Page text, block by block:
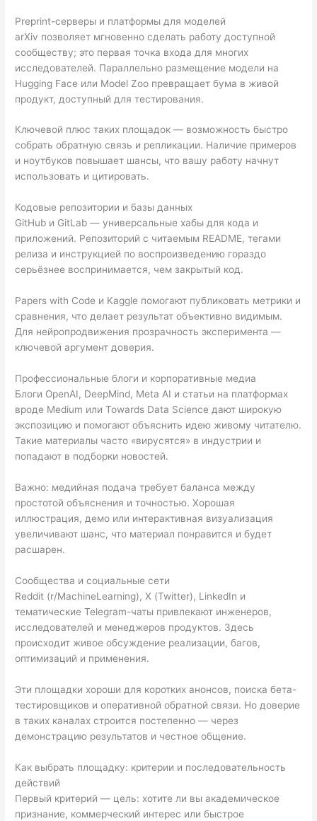
Preprint-серверы и платформы для моделей
arXiv позволяет мгновенно сделать работу доступной
сообществу; это первая точка входа для многих
исследователей. Параллельно размещение модели на
Hugging Face или Model Zoo превращает бума в живой
продукт, доступный для тестирования.
Ключевой плюс таких площадок — возможность быстро
собрать обратную связь и репликации. Наличие примеров
и ноутбуков повышает шансы, что вашу работу начнут
использовать и цитировать.
Кодовые репозитории и базы данных
GitHub и GitLab — универсальные хабы для кода и
приложений. Репозиторий с читаемым README, тегами
релиза и инструкцией по воспроизведению гораздо
серьёзнее воспринимается, чем закрытый код.
Papers with Code и Kaggle помогают публиковать метрики и
сравнения, что делает результат объективно видимым.
Для нейропродвижения прозрачность эксперимента —
ключевой аргумент доверия.
Профессиональные блоги и корпоративные медиа
Блоги OpenAI, DeepMind, Meta AI и статьи на платформах
вроде Medium или Towards Data Science дают широкую
экспозицию и помогают объяснить идею живому читателю.
Такие материалы часто «вирусятся» в индустрии и
попадают в подборки новостей.
Важно: медийная подача требует баланса между
простотой объяснения и точностью. Хорошая
иллюстрация, демо или интерактивная визуализация
увеличивают шанс, что материал понравится и будет
расшарен.
Сообщества и социальные сети
Reddit (r/MachineLearning), X (Twitter), LinkedIn и
тематические Telegram-чаты привлекают инженеров,
исследователей и менеджеров продуктов. Здесь
происходит живое обсуждение реализации, багов,
оптимизаций и применения.
Эти площадки хороши для коротких анонсов, поиска бета-
тестировщиков и оперативной обратной связи. Но доверие
в таких каналах строится постепенно — через
демонстрацию результатов и честное общение.
Как выбрать площадку: критерии и последовательность
действий
Первый критерий — цель: хотите ли вы академическое
признание, коммерческий интерес или быстрое